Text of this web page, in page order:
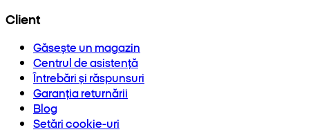
Client
Găsește un magazin
Centrul de asistență
Întrebări și răspunsuri
Garanția returnării
Blog
Setări cookie-uri